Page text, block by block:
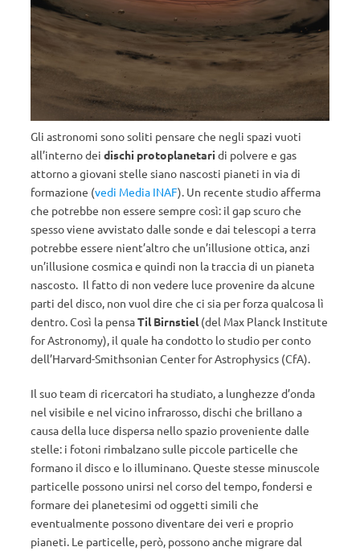
Gli astronomi sono soliti pensare che negli spazi vuoti
all’interno dei dischi protoplanetari di polvere e gas
attorno a giovani stelle siano nascosti pianeti in via di
formazione (vedi Media INAF). Un recente studio afferma
che potrebbe non essere sempre così: il gap scuro che
spesso viene avvistato dalle sonde e dai telescopi a terra
potrebbe essere nient’altro che un’illusione ottica, anzi
un’illusione cosmica e quindi non la traccia di un pianeta
nascosto. Il fatto di non vedere luce provenire da alcune
parti del disco, non vuol dire che ci sia per forza qualcosa lì
dentro. Così la pensaTil Birnstiel(del Max Planck Institute
for Astronomy), il quale ha condotto lo studio per conto
dell’Harvard-Smithsonian Center for Astrophysics (CfA).
Il suo team di ricercatori ha studiato, a lunghezze d’onda
nel visibile e nel vicino infrarosso, dischi che brillano a
causa della luce dispersa nello spazio proveniente dalle
stelle: i fotoni rimbalzano sulle piccole particelle che
formano il disco e lo illuminano. Queste stesse minuscole
particelle possono unirsi nel corso del tempo, fondersi e
formare dei planetesimi od oggetti simili che
eventualmente possono diventare dei veri e proprio
pianeti. Le particelle, però, possono anche migrare dal